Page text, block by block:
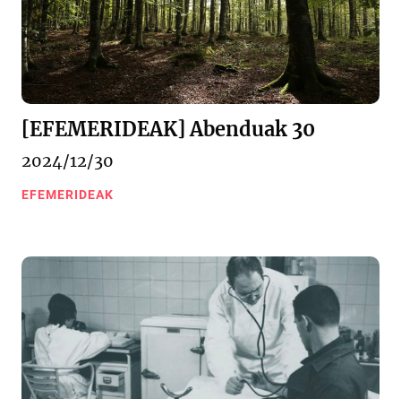
[EFEMERIDEAK] Abenduak 30
2024/12/30
EFEMERIDEAK